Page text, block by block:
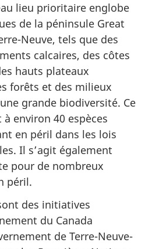
lieu prioritaire englobe
de la péninsule Great
Neuve, tels que des
calcaires, des côtes
hauts plateaux
forêts et des milieux
grande biodiversité. Ce
environ 40 espèces
en péril dans les lois
Il s’agit également
pour de nombreux
péril.
des initiatives
du Canada
de Terre-Neuve-